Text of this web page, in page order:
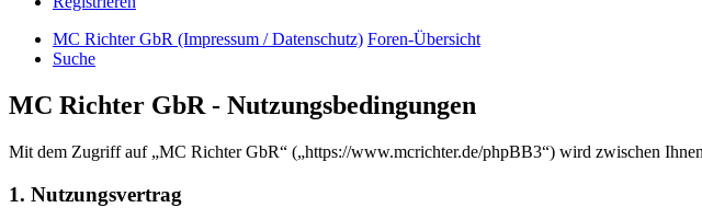
MC Richter GbR (Impressum / Datenschutz) Foren-Übersicht
Suche
MC Richter GbR - Nutzungsbedingungen
Mit dem Zugriff auf „MC Richter GbR“ („https://www.mcrichter.de/phpBB3“) wird zwischen
1. Nutzungsvertrag